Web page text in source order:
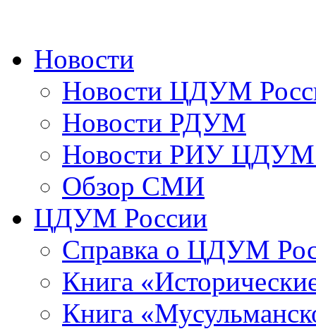
Новости
Новости ЦДУМ
Новости РДУМ
Новости РИУ ЦДУМ
Обзор СМИ
ЦДУМ России
Справка о ЦДУМ
Книга
Книга